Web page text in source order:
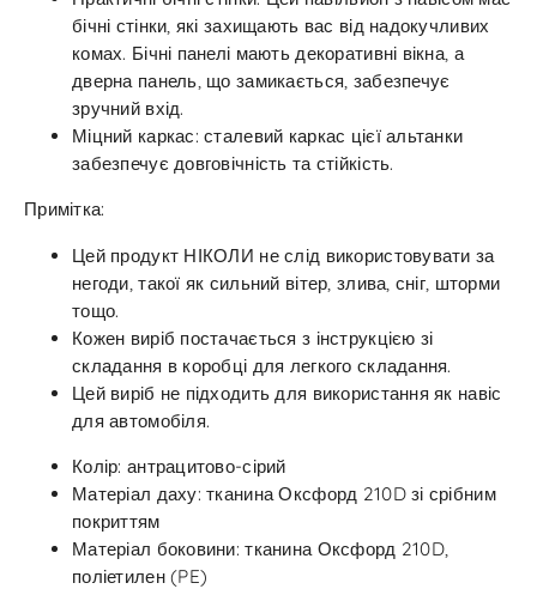
бічні стінки, які захищають вас від надокучливих
комах. Бічні панелі мають декоративні вікна, а
дверна панель, що замикається, забезпечує
зручний вхід.
Міцний каркас: сталевий каркас цієї альтанки
забезпечує довговічність та стійкість.
Примітка:
Цей продукт НІКОЛИ не слід використовувати за
негоди, такої як сильний вітер, злива, сніг, шторми
тощо.
Кожен виріб постачається з інструкцією зі
складання в коробці для легкого складання.
Цей виріб не підходить для використання як навіс
для автомобіля.
Колір: антрацитово-сірий
Матеріал даху: тканина Оксфорд 210D зі срібним
покриттям
Матеріал боковини: тканина Оксфорд 210D,
поліетилен (PE)